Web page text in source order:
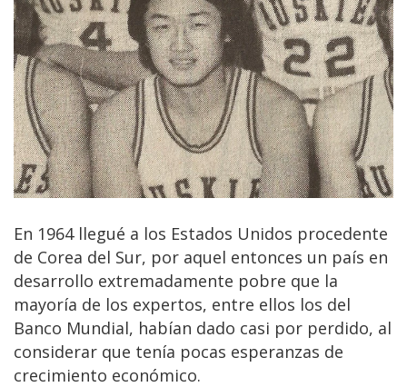
​En 1964 llegué a los Estados Unidos procedente
de Corea del Sur, por aquel entonces un país en
desarrollo extremadamente pobre que la
mayoría de los expertos, entre ellos los del
Banco Mundial, habían dado casi por perdido, al
considerar que tenía pocas esperanzas de
crecimiento económico.